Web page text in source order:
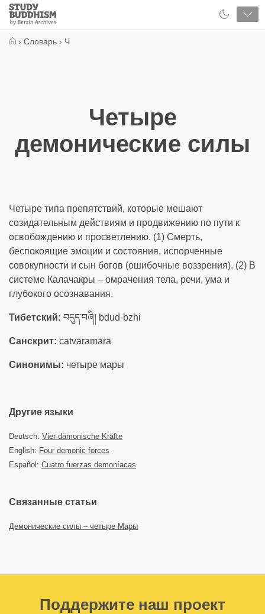
Close
Study
Buddhism
› Словарь › Ч
Четыре
демонические силы
Четыре типа препятствий, которые мешают
созидательным действиям и продвижению по пути к
освобождению и просветлению. (1) Смерть,
беспокоящие эмоции и состояния, испорченные
совокупности и сын богов (ошибочные воззрения). (2) В
системе Калачакры – омрачения тела, речи, ума и
глубокого осознавания.
Тибетский: བདུད་བཞི། bdud-bzhi
Санскрит: catvāramārā
Синонимы: четыре мары
Другие языки
Deutsch: Vier dämonische Kräfte
English: Four demonic forces
Español: Cuatro fuerzas demoníacas
Связанные статьи
Демонические силы – четыре Мары
Поддержите наш проект